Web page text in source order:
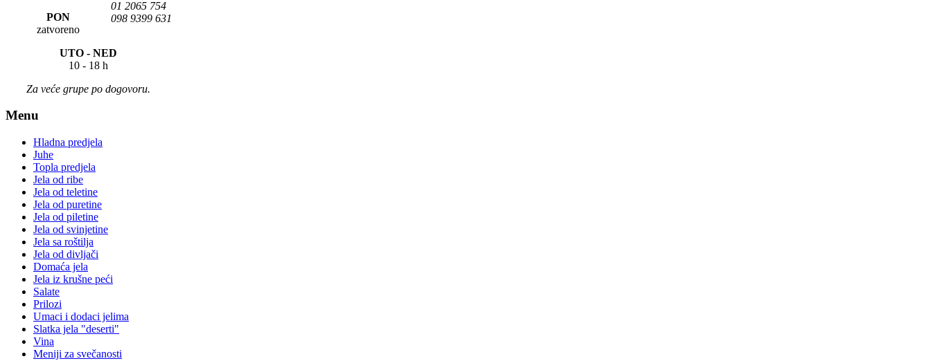
01 2065 754
098 9399 631
PON
zatvoreno
UTO -NED
10 - 18 h
Za veće grupe po dogovoru.
Menu
Hladna predjela
Juhe
Topla predjela
Jela od ribe
Jela od teletine
Jela od puretine
Jela od piletine
Jela od svinjetine
Jela sa roštilja
Jela od divljači
Domaća jela
Jela iz krušne peći
Salate
Prilozi
Umaci i dodaci jelima
Slatka jela "deserti"
Vina
Meniji za svečanosti